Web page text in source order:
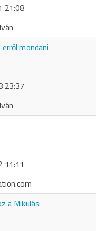
21:08
mondani
23:37
11:11
a Mikulás: